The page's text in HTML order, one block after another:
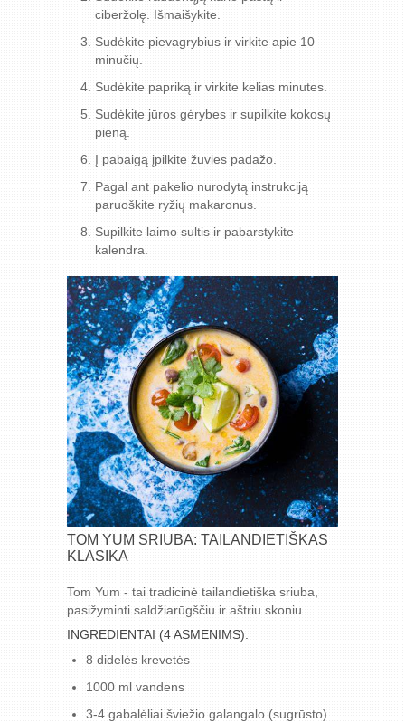
ciberžolę. Išmaišykite.
Sudėkite pievagrybius ir virkite apie 10
minučių.
Sudėkite papriką ir virkite kelias minutes.
Sudėkite jūros gėrybes ir supilkite kokosų
pieną.
Į pabaigą įpilkite žuvies padažo.
Pagal ant pakelio nurodytą instrukciją
paruoškite ryžių makaronus.
Supilkite laimo sultis ir pabarstykite
kalendra.
TOM YUM SRIUBA: TAILANDIETIŠKAS
KLASIKA
Tom Yum - tai tradicinė tailandietiška sriuba,
pasižyminti saldžiarūgščiu ir aštriu skoniu.
INGREDIENTAI (4 ASMENIMS):
8 didelės krevetės
1000 ml vandens
3-4 gabalėliai šviežio galangalo (sugrūsto)